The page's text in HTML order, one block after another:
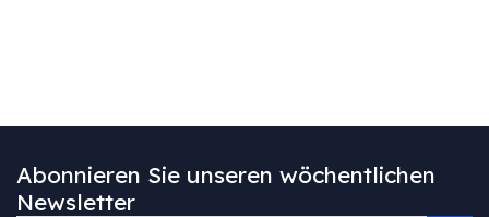
Abonnieren Sie unseren wöchentlichen
Newsletter